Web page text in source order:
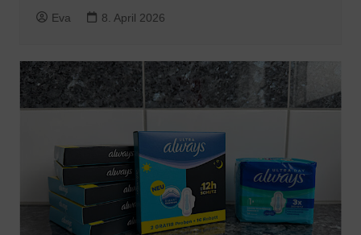
Eva 8. April 2026